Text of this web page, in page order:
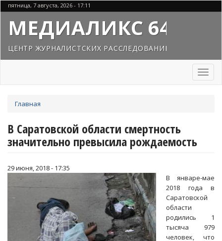
Перейти
к
основному
содержанию
пятница, 7 августа, 2026 - 17:11
МЕДИАЛИКС 64
ЦЕНТР ЖУРНАЛИСТСКИХ РАССЛЕДОВАНИЙ
Toggle
здесь
Главная
В Саратовской области смертность
значительно превысила рождаемость
29 июня, 2018 - 17:35
В январе-мае
2018 года в
Саратовской
области
родились 1
тысяча 979
человек, что